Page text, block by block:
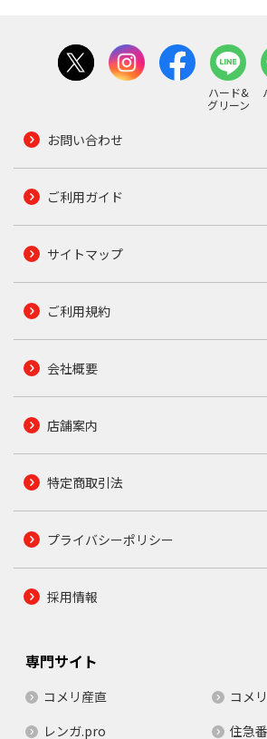
ハード&
グリーン
お問い合わせ
ご利用ガイド
サイトマップ
ご利用規約
会社概要
店舗案内
特定商取引法
プライバシーポリシー
採用情報
専門サイト
コメリ産直
コメ
レンガ.pro
住急番